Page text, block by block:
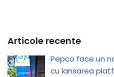
Articole recente
Pepco face un
cu lansarea